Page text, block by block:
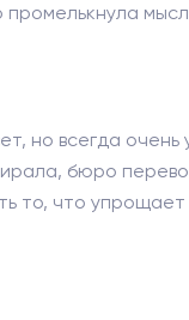
но всегда
бюро
то, что упрощает